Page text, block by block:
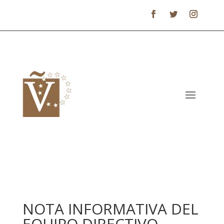
NOTA INFORMATIVA DEL